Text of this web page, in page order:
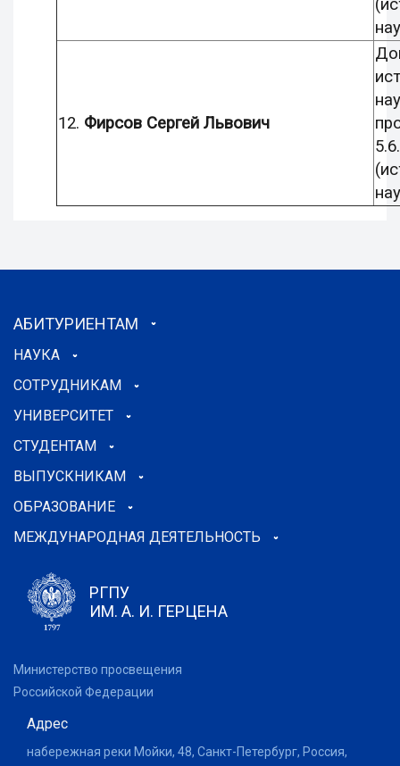
12. Фирсов Сергей Львович
АБИТУРИЕНТАМ
НАУКА
СОТРУДНИКАМ
УНИВЕРСИТЕТ
СТУДЕНТАМ
ВЫПУСКНИКАМ
ОБРАЗОВАНИЕ
МЕЖДУНАРОДНАЯ ДЕЯТЕЛЬНОСТЬ
РГПУ
ИМ. А. И. ГЕРЦЕНА
Министерство просвещения
Российской Федерации
Адрес
набережная реки Мойки, 48, Санкт-Петербург, Россия,